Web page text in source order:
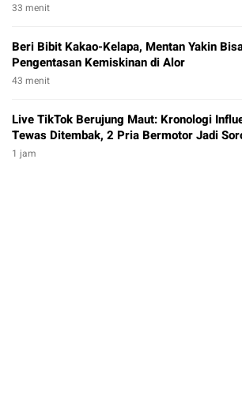
33 menit
Beri Bibit Kakao-Kelapa, Mentan Yakin
Pengentasan Kemiskinan di Alor
43 menit
Live TikTok Berujung Maut: Kronologi
Tewas Ditembak, 2 Pria Bermotor Jadi
1 jam